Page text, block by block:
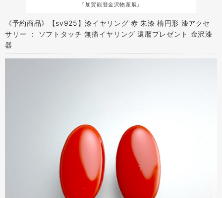
『加賀能登金沢物産展』
《予約商品》【sv925】漆イヤリング 赤 朱漆 楕円形 漆アクセ
サリー ： ソフトタッチ 無痛イヤリング 還暦プレゼント 金沢漆
器